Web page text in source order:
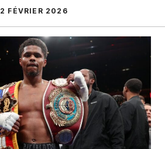
2 FÉVRIER 2026